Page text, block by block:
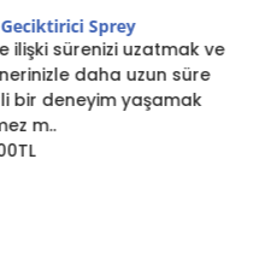
ve
süre
Retard 907
Retard 907
ml, erken
yaşayan